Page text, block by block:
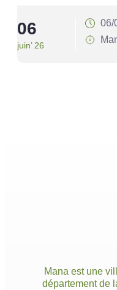
06
juin’ 26
06/
Mana est une
département de